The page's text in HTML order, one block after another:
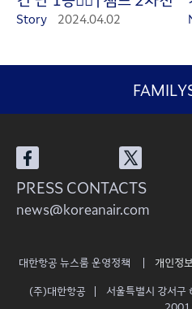
Story 2024.04.02
PRESS CONTACTS
news@koreanair.com
대한항공 뉴스룸 운영정책 개인정
(주)대한항공
서울특별시 강서구